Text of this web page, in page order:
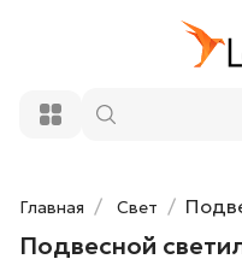
Главная Свет
Подвесной